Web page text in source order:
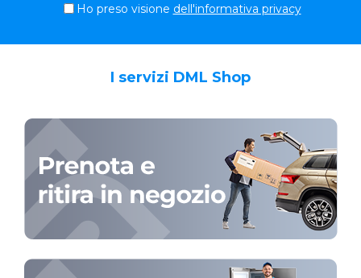
Ho preso visione dell'informativa privacy
I servizi DML Shop